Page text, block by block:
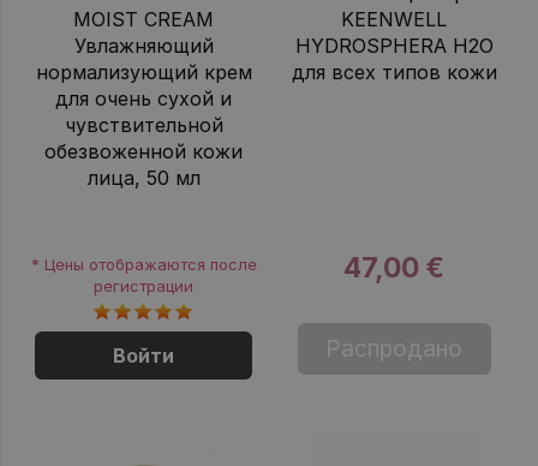
MOIST CREAM
Увлажняющий
нормализующий крем
для очень сухой и
чувствительной
обезвоженной кожи
лица, 50 мл
* Цены отображаются после
регистрации
Войти
KEENWELL
HYDROSPHERA H2O
для всех типов кожи
47,00 €
Распродано